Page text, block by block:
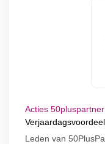
Acties 50pluspartner
Leden van